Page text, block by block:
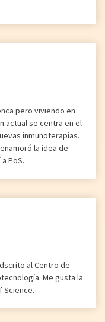
pero viviendo en
actual se centra en el
inmunoterapias.
la idea de
PoS.
al Centro de
Me gusta la
Science.